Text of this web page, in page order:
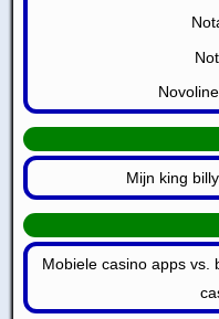
Mijn king
Mobiele casino apps vs.